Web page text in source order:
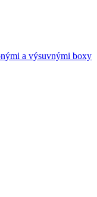
a výsuvnými boxy